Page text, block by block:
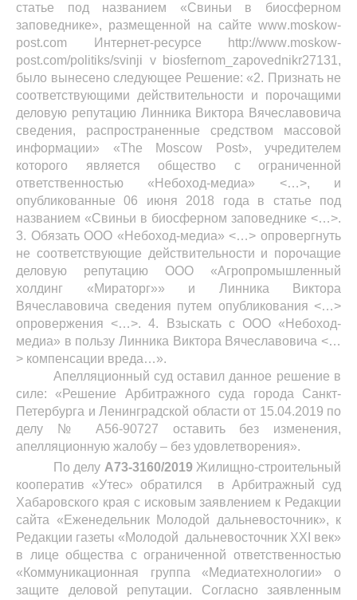
статье под названием «Свиньи в биосферном
заповеднике», размещенной на сайте www.moskow-
post.com Интернет-ресурсе http://www.moskow-
post.com/politiks/svinji v biosfernom zapovednikr27131,
было вынесено следующее Решение: «2. Признать не
соответствующими действительности и порочащими
деловую репутацию Линника Виктора Вячеславовича
сведения, распространенные средством массовой
информации» «The Moscow Post», учредителем
которого является общество с ограниченной
ответственностью «Небоход-медиа» <…>, и
опубликованные 06 июня 2018 года в статье под
названием «Свиньи в биосферном заповеднике <…>.
3. Обязать ООО «Небоход-медиа» <…> опровергнуть
не соответствующие действительности и порочащие
деловую репутацию ООО «Агропромышленный
холдинг «Мираторг»» и Линника Виктора
Вячеславовича сведения путем опубликования <…>
опровержения <…>. 4. Взыскать с ООО «Небоход-
медиа» в пользу Линника Виктора Вячеславовича <…
> компенсации вреда…».
Апелляционный суд оставил данное решение в
силе: «Решение Арбитражного суда города Санкт-
Петербурга и Ленинградской области от 15.04.2019 по
делу № А56-90727 оставить без изменения,
апелляционную жалобу – без удовлетворения».
По делу А73-3160/2019 Жилищно-строительный
кооператив «Утес» обратился в Арбитражный суд
Хабаровского края с исковым заявлением к Редакции
сайта «Еженедельник Молодой дальневосточник», к
Редакции газеты «Молодой дальневосточник XXI век»
в лице общества с ограниченной ответственностью
«Коммуникационная группа «Медиатехнологии» о
защите деловой репутации. Согласно заявленным